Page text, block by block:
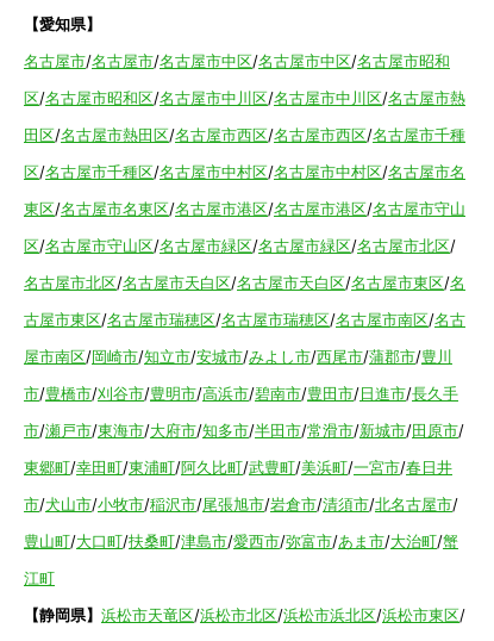
【愛知県】
名古屋市/名古屋市/名古屋市中区/名古屋市中区/名古屋市昭和
区/名古屋市昭和区/名古屋市中川区/名古屋市中川区/名古屋市熱
田区/名古屋市熱田区/名古屋市西区/名古屋市西区/名古屋市千種
区/名古屋市千種区/名古屋市中村区/名古屋市中村区/名古屋市名
東区/名古屋市名東区/名古屋市港区/名古屋市港区/名古屋市守山
区/名古屋市守山区/名古屋市緑区/名古屋市緑区/名古屋市北区/
名古屋市北区/名古屋市天白区/名古屋市天白区/名古屋市東区/名
古屋市東区/名古屋市瑞穂区/名古屋市瑞穂区/名古屋市南区/名古
屋市南区/岡崎市/知立市/安城市/みよし市/西尾市/蒲郡市/豊川
市/豊橋市/刈谷市/豊明市/高浜市/碧南市/豊田市/日進市/長久手
市/瀬戸市/東海市/大府市/知多市/半田市/常滑市/新城市/田原市/
東郷町/幸田町/東浦町/阿久比町/武豊町/美浜町/一宮市/春日井
市/犬山市/小牧市/稲沢市/尾張旭市/岩倉市/清須市/北名古屋市/
豊山町/大口町/扶桑町/津島市/愛西市/弥富市/あま市/大治町/蟹
江町
【静岡県】 浜松市天竜区/浜松市北区/浜松市浜北区/浜松市東区/